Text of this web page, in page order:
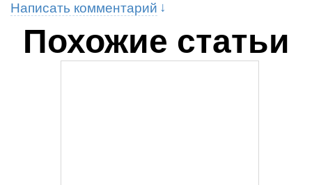
Написать комментарий
Похожие статьи